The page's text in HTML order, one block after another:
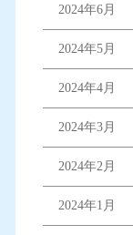
2024年6月
2024年5月
2024年4月
2024年3月
2024年2月
2024年1月